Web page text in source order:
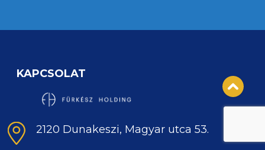
KAPCSOLAT
2120 Dunakeszi, Magyar utca 53.